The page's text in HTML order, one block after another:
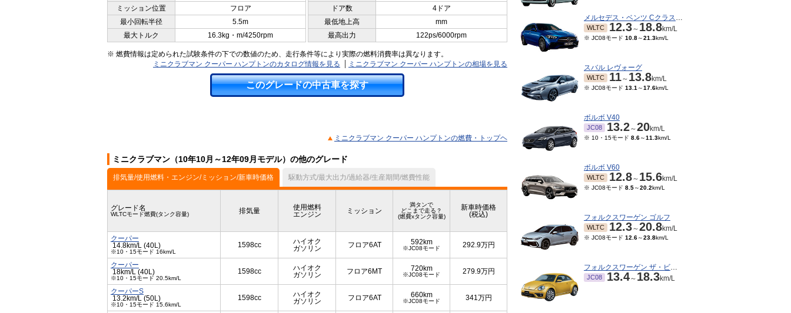
ミッション位置
フロア ドア数
4ドア
最小回転半径
5.5m 最低地上高
mm
最大トルク
16.3kg・m/4250rpm 最高出力 122ps/6000rpm
※ 燃費情報は定められた試験条件の下での数値のため、走行条件等により実際の燃料消費率は異なります。
ミニクラブマン クーパー ハンプトンのカタログ情報を見る
ミニクラブマン クーパー ハンプトンの相場を見る
このグレードの中古車を探す
ミニクラブマン クーパー ハンプトンの燃費・トップヘ
ミニクラブマン（10年10月～12年09月モデル）の他のグレード
排気量/使用燃料・エンジン/ミッション/新車時価格 駆動方式/最大出力/過給器/生産期間/燃費性能
グレード名
WLTCモード燃費(タンク容量) 排気量
使用燃料
エンジン
ミッション
満タンで
どこまで走る？
(燃費xタンク容量)
新車時価格
(税込)
クーパー
14.8km/L (40L)
※10・15モード 16km/L
1598cc
ハイオク
ガソリン
フロア6AT 592km
※JC08モード 292.9万円
クーパー
18km/L (40L)
※10・15モード 20.5km/L
1598cc
ハイオク
ガソリン
フロア6MT 720km
※JC08モード 279.9万円
クーパーS
13.2km/L (50L)
※10・15モード 15.6km/L
1598cc
ハイオク
ガソリン
フロア6AT 660km
※JC08モード 341万円
メルセデス・ベンツ Cクラスワゴン
WLTC 12.3～ 18.8km/L
※ JC08モード 10.8～21.3km/L
スバル レヴォーグ
WLTC 11～ 13.8km/L
※ JC08モード 13.1 ～17.6km/L
ボルボ V40
JC08 13.2～20km/L
※ 10・15モード 8.6～11.3km/L
ボルボ V60
WLTC 12.8～ 15.6km/L
※ JC08モード 8.5～20.2km/L
フォルクスワーゲン ゴルフ
WLTC 12.3～20.8km/L
※ JC08モード 12.6～23.8km/L
フォルクスワーゲン ザ・ビートル
JC08 13.4～ 18.3km/L